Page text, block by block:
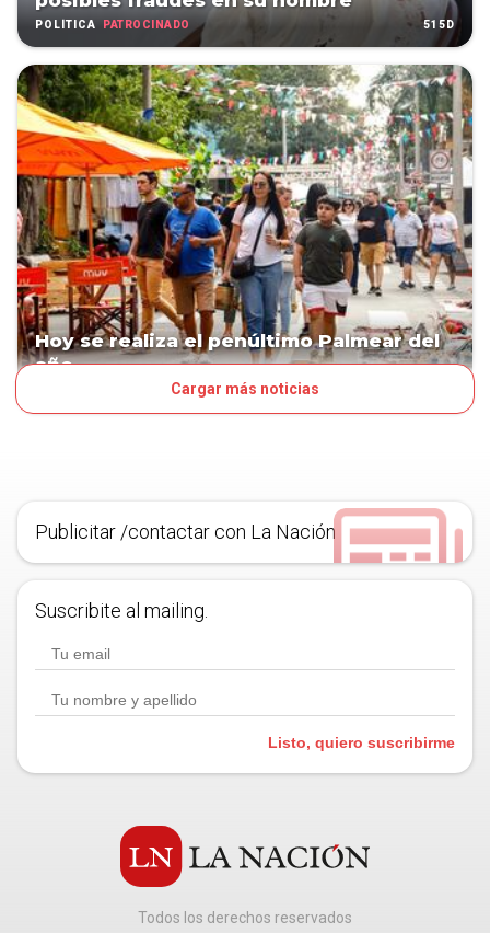
POLÍTICA PATROCINADO 515D
Hoy se realiza el penúltimo Palmear del
año
LA NACIÓN DEL FINDECargar más noticias
Publicitar /contactar con La Nación
Suscribite al mailing.
Listo, quiero suscribirme
Todos los derechos reservados